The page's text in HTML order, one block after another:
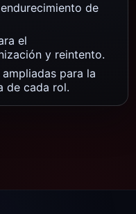
de
el
y reintento.
para la
de cada rol.